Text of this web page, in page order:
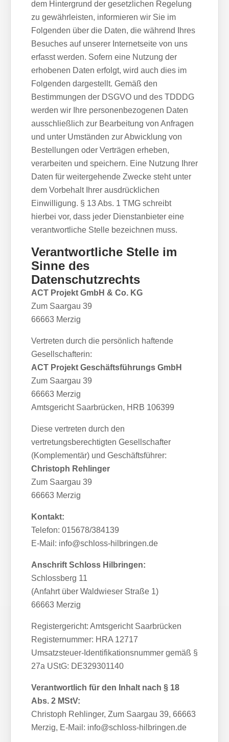
dem Hintergrund der gesetzlichen Regelung
zu gewährleisten, informieren wir Sie im
Folgenden über die Daten, die während Ihres
Besuches auf unserer Internetseite von uns
erfasst werden. Sofern eine Nutzung der
erhobenen Daten erfolgt, wird auch dies im
Folgenden dargestellt. Gemäß den
Bestimmungen der DSGVO und des TDDDG
werden wir Ihre personenbezogenen Daten
ausschließlich zur Bearbeitung von Anfragen
und unter Umständen zur Abwicklung von
Bestellungen oder Verträgen erheben,
verarbeiten und speichern. Eine Nutzung Ihrer
Daten für weitergehende Zwecke steht unter
dem Vorbehalt Ihrer ausdrücklichen
Einwilligung. § 13 Abs. 1 TMG schreibt
hierbei vor, dass jeder Dienstanbieter eine
verantwortliche Stelle bezeichnen muss.
Verantwortliche Stelle im
Sinne des
Datenschutzrechts
ACT Projekt GmbH & Co. KG
Zum Saargau 39
66663 Merzig
Vertreten durch die persönlich haftende
Gesellschafterin:
ACT Projekt Geschäftsführungs GmbH
Zum Saargau 39
66663 Merzig
Amtsgericht Saarbrücken, HRB 106399
Diese vertreten durch den
vertretungsberechtigten Gesellschafter
(Komplementär) und Geschäftsführer:
Christoph Rehlinger
Zum Saargau 39
66663 Merzig
Kontakt:
Telefon: 015678/384139
E-Mail: info@schloss-hilbringen.de
Anschrift Schloss Hilbringen:
Schlossberg 11
(Anfahrt über Waldwieser Straße 1)
66663 Merzig
Registergericht: Amtsgericht Saarbrücken
Registernummer: HRA 12717
Umsatzsteuer-Identifikationsnummer gemäß §
27a UStG: DE329301140
Verantwortlich für den Inhalt nach § 18
Abs. 2 MStV:
Christoph Rehlinger, Zum Saargau 39, 66663
Merzig, E-Mail: info@schloss-hilbringen.de